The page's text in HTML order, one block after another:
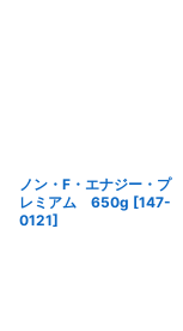
ノン・F・エナジー・プ
レミアム 650g [147-
0121]